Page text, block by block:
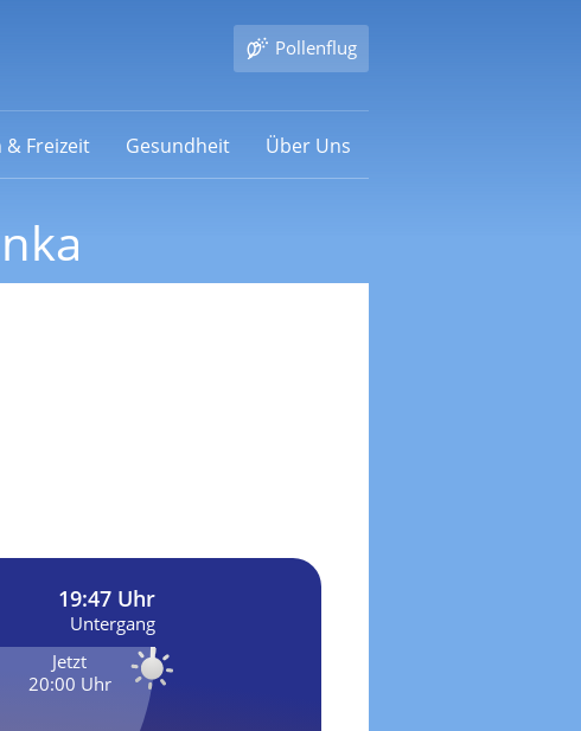
Pollenflug
& Freizeit Gesundheit Über Uns
Jetzt
20:00 Uhr
19:47 Uhr
Untergang